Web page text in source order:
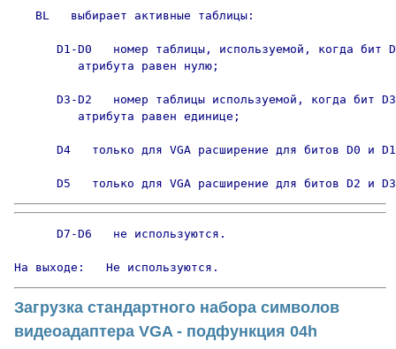
   BL   выбирает активные таблицы:
D1-D0   номер таблицы, используемой, когда бит
         атрибута равен нулю;
D3-D2   номер таблицы используемой, когда бит
         атрибута равен единице;
      D4   только для VGA расширение для битов D0 и D1
      D5   только для VGA расширение для битов D2 и D3
      D7-D6   не используются.
На выходе:   Не используются.
Загрузка стандартного набора символов
видеоадаптера VGA - подфункция 04h